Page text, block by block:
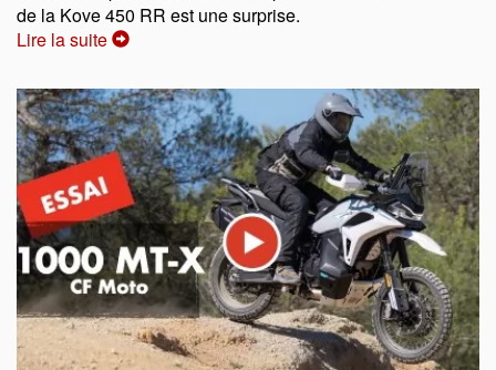
de la Kove 450 RR est une surprise.
Lire la suite